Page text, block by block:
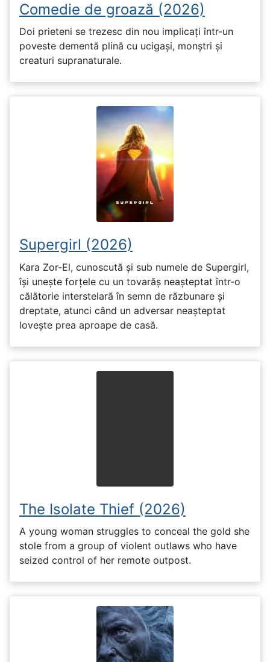
Comedie de groază (2026)
Doi prieteni se trezesc din nou implicați într-un
poveste dementă plină cu ucigași, monștri și
creaturi supranaturale.
Supergirl (2026)
Kara Zor-El, cunoscută și sub numele de Supergirl,
își unește forțele cu un tovarăș neașteptat într-o
călătorie interstelară în semn de răzbunare și
dreptate, atunci când un adversar neașteptat
lovește prea aproape de casă.
The Isolate Thief (2026)
A young woman struggles to conceal the gold she
stole from a group of violent outlaws who have
seized control of her remote outpost.